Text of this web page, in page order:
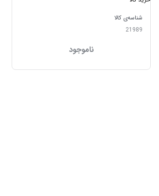
شناسه‌ی کالا
21989
ناموجود